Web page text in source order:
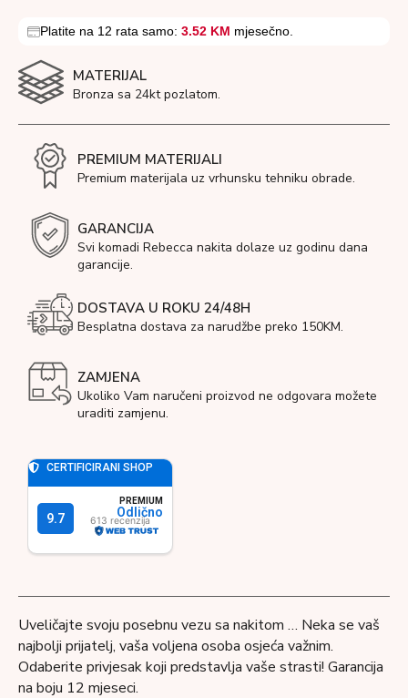
Platite na 12 rata samo: 3.52 KM mjesečno.
MATERIJAL
Bronza sa 24kt pozlatom.
PREMIUM MATERIJALI
Premium materijala uz vrhunsku tehniku obrade.
GARANCIJA
Svi komadi Rebecca nakita dolaze uz godinu dana
garancije.
DOSTAVA U ROKU 24/48H
Besplatna dostava za narudžbe preko 150KM.
ZAMJENA
Ukoliko Vam naručeni proizvod ne odgovara možete
uraditi zamjenu.
Uveličajte svoju posebnu vezu sa nakitom … Neka se vaš
najbolji prijatelj, vaša voljena osoba osjeća važnim.
Odaberite privjesak koji predstavlja vaše strasti! Garancija
na boju 12 mjeseci.